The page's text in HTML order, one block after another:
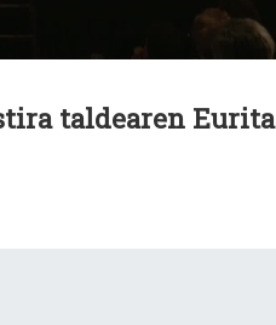
taldearen